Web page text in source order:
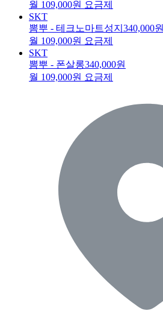
월 109,000원 요금제
SKT
뽐뿌 - 테크노마트성지 340,000원
월 109,000원 요금제
SKT
뽐뿌 - 폰살롱340,000원
월 109,000원 요금제